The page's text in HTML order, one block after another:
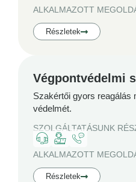
ALKALMAZOTT
Részletek
Végpontvédelmi
Szakértői gyors reagálás
védelmét.
SZOLGÁLTATÁSUNK
ALKALMAZOTT
Részletek